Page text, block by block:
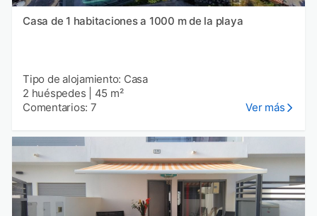
Casa de 1 habitaciones a 1000 m de la playa
Tipo de alojamiento: Casa
2 huéspedes
45 m²
Comentarios: 7
Ver más